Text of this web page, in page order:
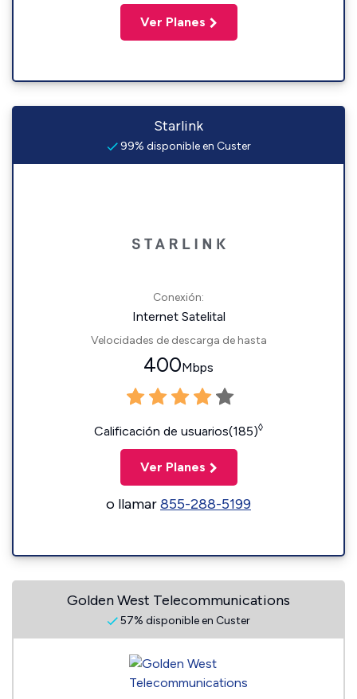
Ver Planes
Starlink
99% disponible en Custer
Conexión:
Internet Satelital
Velocidades de descarga de hasta
400Mbps
Calificación de usuarios(185)◊
Ver Planes
o llamar855-288-5199
Golden West Telecommunications
57% disponible en Custer